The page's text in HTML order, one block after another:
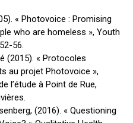
« Photovoice : Promising
who are homeless », Youth
56.
(2015). « Protocoles
au projet Photovoice »,
l’étude à Point de Rue,
(2016). « Questioning